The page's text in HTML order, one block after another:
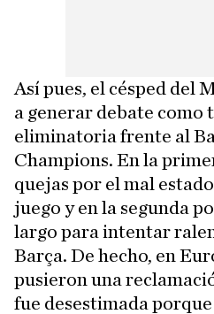
Así pues, el césped del
a generar debate como
eliminatoria frente al
Champions. En la
quejas por el mal
juego y en la segunda
largo para intentar
Barça. De hecho, en
pusieron una
fue desestimada